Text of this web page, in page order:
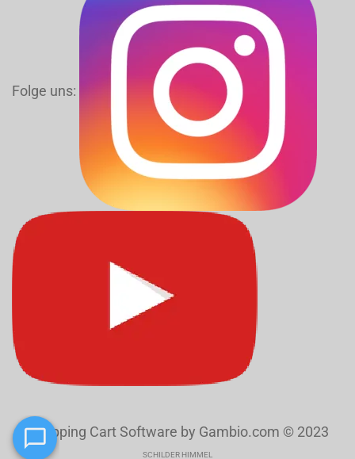
Folge uns:
Shopping Cart Software by Gambio.com © 2023
SCHILDER HIMMEL